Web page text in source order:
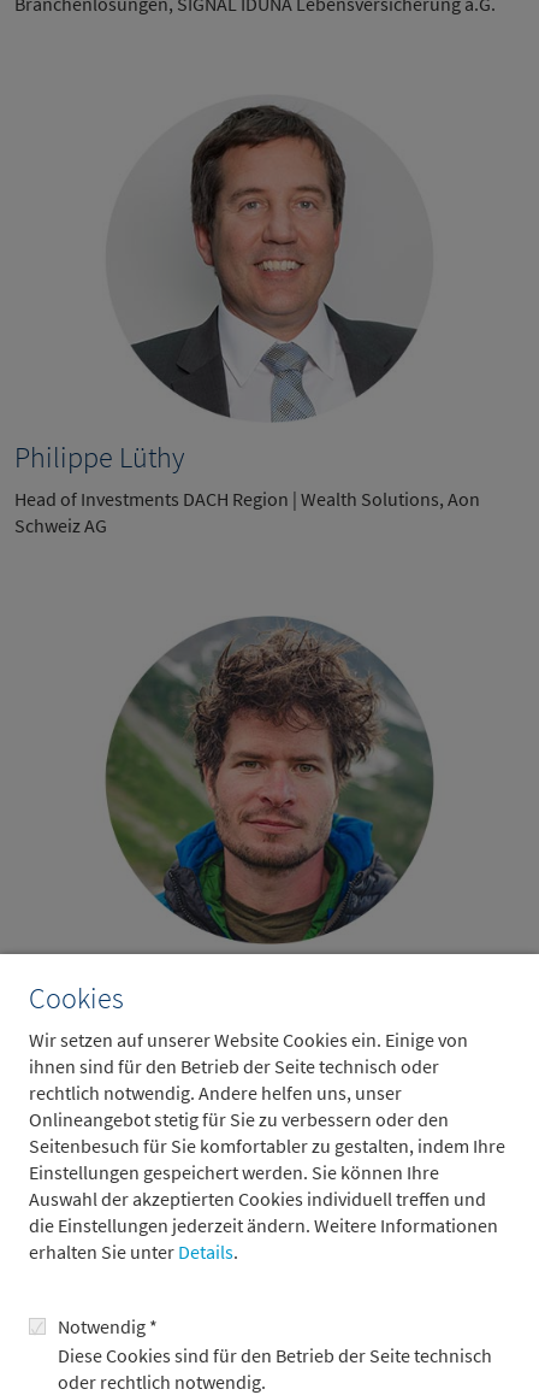
Cookies
Wir setzen auf unserer Website Cookies ein. Einige von
ihnen sind für den Betrieb der Seite technisch oder
rechtlich notwendig. Andere helfen uns, unser
Onlineangebot stetig für Sie zu verbessern oder den
Seitenbesuch für Sie komfortabler zu gestalten, indem Ihre
Einstellungen gespeichert werden. Sie können Ihre
Auswahl der akzeptierten Cookies individuell treffen und
die Einstellungen jederzeit ändern. Weitere Informationen
erhalten Sie unter Details.
Notwendig *
Diese Cookies sind für den Betrieb der Seite technisch
oder rechtlich notwendig.
Philippe Lüthy
Head of Investments DACH Region | Wealth Solutions, Aon
Schweiz AG
Anselm Pahnke